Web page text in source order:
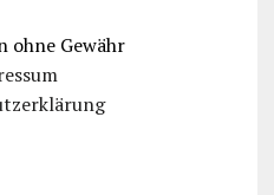
ohne Gewähr